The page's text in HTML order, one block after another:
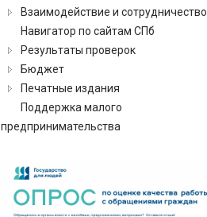
Взаимодействие и сотрудничество
Навигатор по сайтам СПб
Результаты проверок
Бюджет
Печатные издания
Поддержка малого
предпринимательства